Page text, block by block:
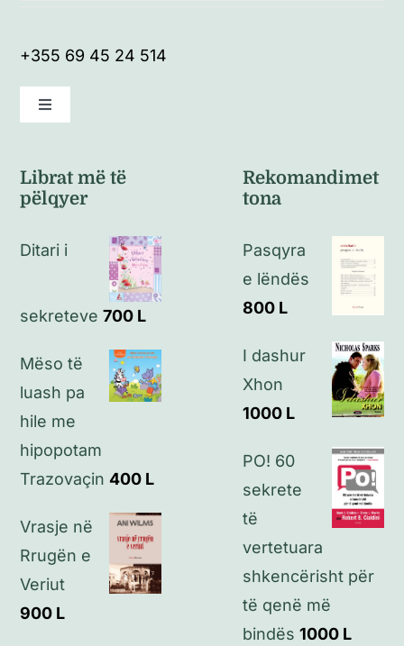
+355 69 45 24 514
Toggle
Politikat e kthimeve
Politikat e privatësisë
Librat më të
pëlqyer
Ditari i
sekreteve 700 L
Mëso të
luash pa
hile me
hipopotam
Trazovaçin 400 L
Vrasje në
Rrugën e
Veriut
900 L
Rekomandimet
tona
Pasqyra
e lëndës
800 L
I dashur
Xhon
1000 L
PO! 60
sekrete
të
vertetuara
shkencërisht për
të qenë më
bindës 1000 L